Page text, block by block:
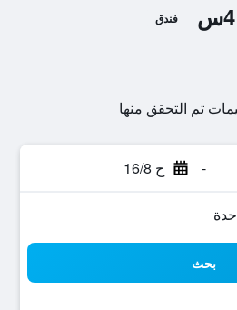
فندق
- ح 16/8
بحث